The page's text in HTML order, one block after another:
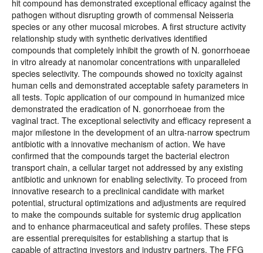
hit compound has demonstrated exceptional efficacy against the
pathogen without disrupting growth of commensal Neisseria
species or any other mucosal microbes. A first structure activity
relationship study with synthetic derivatives identified
compounds that completely inhibit the growth of N. gonorrhoeae
in vitro already at nanomolar concentrations with unparalleled
species selectivity. The compounds showed no toxicity against
human cells and demonstrated acceptable safety parameters in
all tests. Topic application of our compound in humanized mice
demonstrated the eradication of N. gonorrhoeae from the
vaginal tract. The exceptional selectivity and efficacy represent a
major milestone in the development of an ultra-narrow spectrum
antibiotic with a innovative mechanism of action. We have
confirmed that the compounds target the bacterial electron
transport chain, a cellular target not addressed by any existing
antibiotic and unknown for enabling selectivity. To proceed from
innovative research to a preclinical candidate with market
potential, structural optimizations and adjustments are required
to make the compounds suitable for systemic drug application
and to enhance pharmaceutical and safety profiles. These steps
are essential prerequisites for establishing a startup that is
capable of attracting investors and industry partners. The FFG